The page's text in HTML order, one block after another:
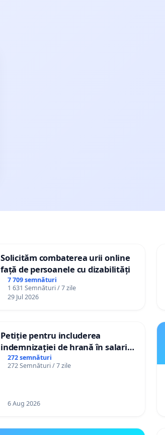
Solicităm combaterea urii online
față de persoanele cu dizabilități
7 709 semnături
1 631 Semnături / 7 zile
29 Jul 2026
Petiție pentru includerea
indemnizației de hrană în salariul
de bază și protejarea gradațiilor
de vechime pentru asistenții
272 semnături
272 Semnături / 7 zile
6 Aug 2026